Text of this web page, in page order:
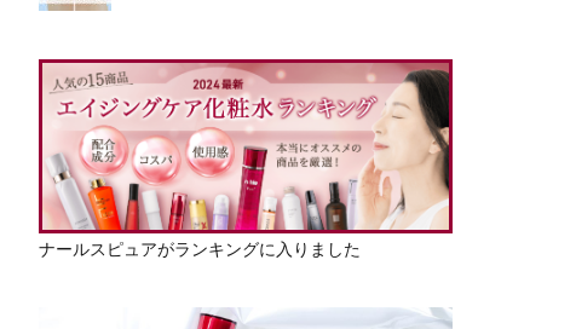
ナールスピュアがランキングに入りました